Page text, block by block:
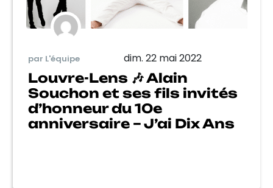
par L'équipe dim. 22 mai 2022
Louvre-Lens 🎶 Alain
Souchon et ses fils invités
d’honneur du 10e
anniversaire – J’ai Dix Ans